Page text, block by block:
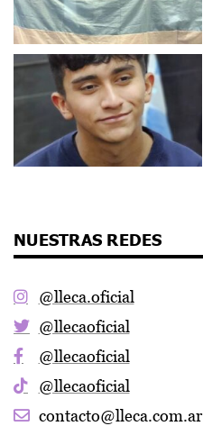
NUESTRAS REDES
@lleca.oficial
@llecaoficial
@llecaoficial
@llecaoficial
contacto@lleca.com.ar